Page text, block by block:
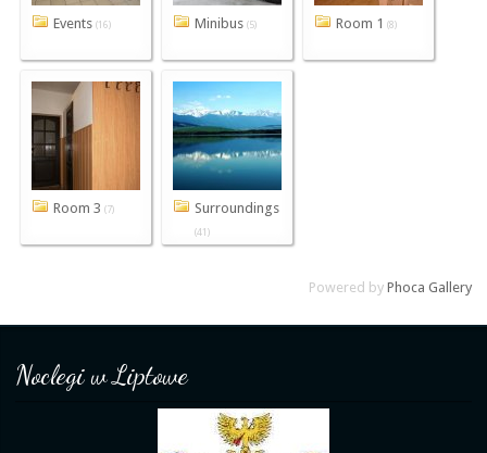
Events (16) Minibus (5) Room 1 (8)
Room 3 (7) Surroundings
(41)
Powered by Phoca Gallery
Noclegi w Liptowe